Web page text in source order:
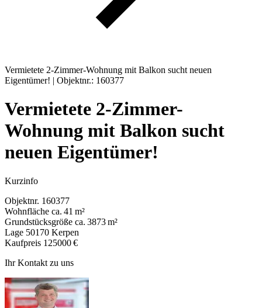
Vermietete 2-Zimmer-Wohnung mit Balkon sucht neuen
Eigentümer! | Objektnr.: 160377
Vermietete 2-Zimmer-
Wohnung mit Balkon sucht
neuen Eigentümer!
Kurzinfo
Objektnr. 160377
Wohnfläche ca. 41 m²
Grundstücksgröße ca. 3873 m²
Lage 50170 Kerpen
Kaufpreis 125000 €
Ihr Kontakt zu uns